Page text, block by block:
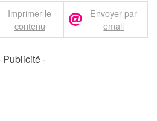
Imprimer le
contenu
Envoyer par
email
Publicité -